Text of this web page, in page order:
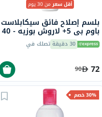
أقل سعرمن 30 يوم
بلسم إصلاح فائق سيكابلاست
باوم بي 5+ لاروش بوزيه - 40
مل 30 دقيقة تصلك في
72
90
30% خصم